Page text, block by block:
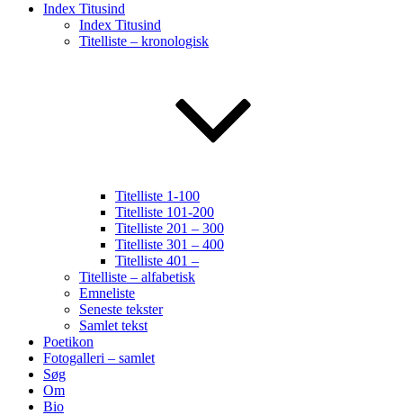
Index Titusind
Index Titusind
Titelliste – kronologisk
Titelliste 1-100
Titelliste 101-200
Titelliste 201 – 300
Titelliste 301 – 400
Titelliste 401 –
Titelliste – alfabetisk
Emneliste
Seneste tekster
Samlet tekst
Poetikon
Fotogalleri – samlet
Søg
Om
Bio